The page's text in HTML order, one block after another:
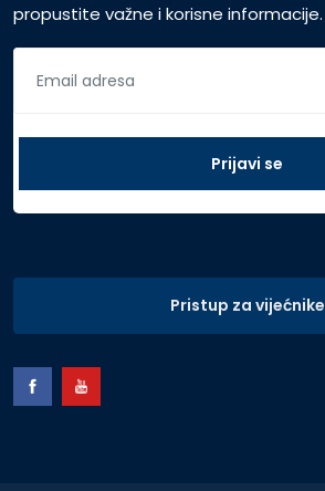
propustite važne i korisne informacije.
Pristup za vijećnike